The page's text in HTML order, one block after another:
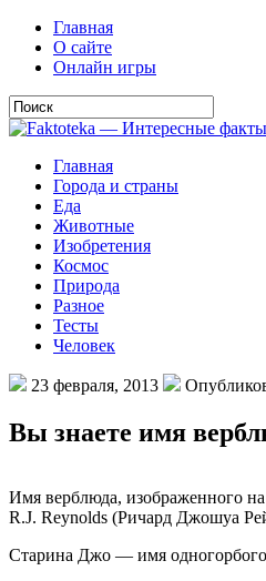
Главная
О сайте
Онлайн игры
Главная
Города и страны
Еда
Животные
Изобретения
Космос
Природа
Разное
Тесты
Человек
23 февраля, 2013
Вы знаете имя
Имя верблюда, изображенного
R.J. Reynolds (Ричард Джошуа
Старина Джо — имя одногорбого